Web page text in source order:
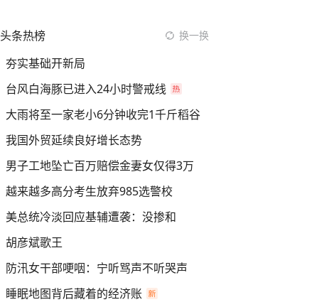
头条热榜 换一换
夯实基础开新局
台风白海豚已进入24小时警戒线
大雨将至一家老小6分钟收完1千斤稻谷
我国外贸延续良好增长态势
男子工地坠亡百万赔偿金妻女仅得3万
越来越多高分考生放弃985选警校
美总统冷淡回应基辅遭袭：没掺和
胡彦斌歌王
防汛女干部哽咽：宁听骂声不听哭声
睡眠地图背后藏着的经济账